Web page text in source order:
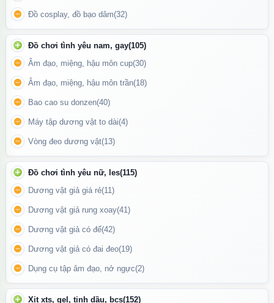
Chai hít Super Rush Original có dung tích 30ml
Chai hít Super Rush Original xuất xứ USA
Đồ cosplay, đồ bạo dâm(32)
Đồ chơi tình yêu nam, gay(105)
Âm đạo, miệng, hậu môn cup(30)
Âm đạo, miệng, hậu môn trần(18)
Bao cao su donzen(40)
Máy tập dương vật to dài(4)
Vòng đeo dương vật(13)
Đồ chơi tình yêu nữ, les(115)
Dương vật giả giá rẻ(11)
Dương vật giả rung xoay(41)
Dương vật giả có đế(42)
Dương vật giả có đai đeo(19)
Dụng cụ tập âm đạo, nở ngực(2)
Xịt xts, gel, tinh dầu, bcs(152)